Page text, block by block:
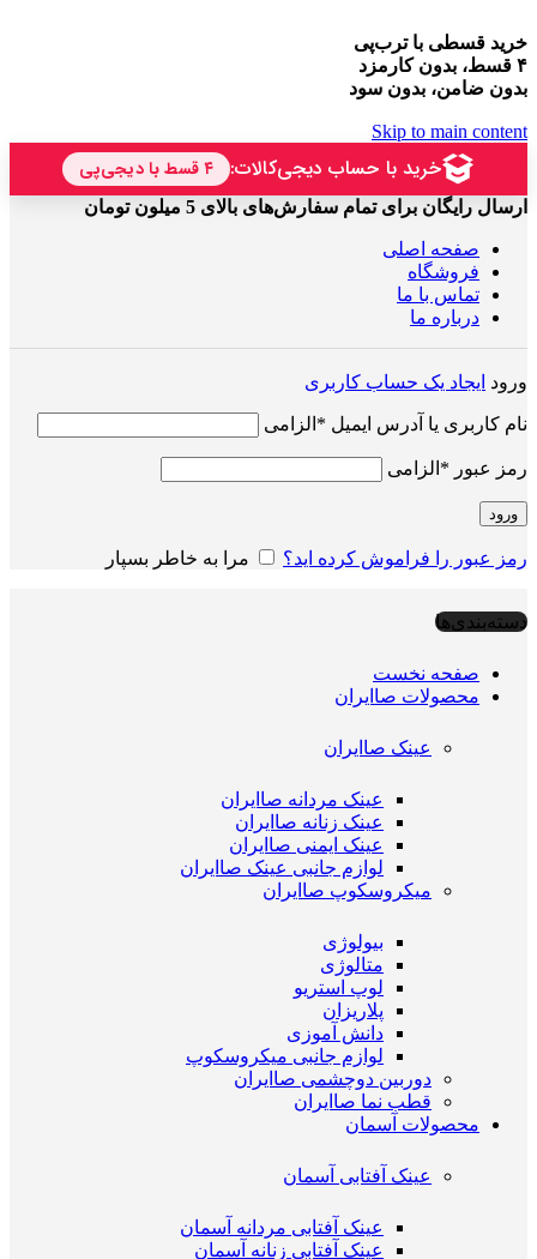
خرید قسطی با ترب‌پی
۴ قسط، بدون کارمزد
بدون ضامن، بدون سود
Skip to main content
ارسال رایگان برای تمام سفارش‌های بالای 5 میلون تومان
صفحه اصلی
فروشگاه
تماس با ما
درباره ما
ورود ایجاد یک حساب کاربری
نام کاربری یا آدرس ایمیل * الزامی
رمز عبور * الزامی
ورود
رمز عبور را فراموش کرده اید؟ مرا به خاطر بسپار
دسته‌بندی‌ها
صفحه نخست
محصولات صاایران
عینک صاایران
عینک مردانه صاایران
عینک زنانه صاایران
عینک ایمنی صاایران
لوازم جانبی عینک صاایران
میکروسکوپ صاایران
بیولوژی
متالوژی
لوپ استریو
پلاریزان
دانش آموزی
لوازم جانبی میکروسکوپ
دوربین دوچشمی صاایران
قطب نما صاایران
محصولات آسمان
عینک آفتابی آسمان
عینک آفتابی مردانه آسمان
عینک آفتابی زنانه آسمان